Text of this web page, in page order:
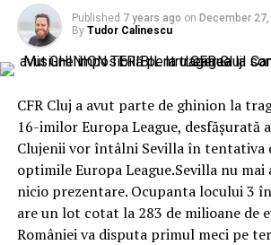
Published 7 years ago on December
By Tudor Calinescu
CFR Cluj a avut parte de ghinion la
16-imilor Europa League, desfășurată
Clujenii vor întâlni Sevilla în tentativa
optimile Europa League.Sevilla nu mai
nicio prezentare. Ocupanta locului 3
are un lot cotat la 283 de milioane de
României va disputa primul meci pe